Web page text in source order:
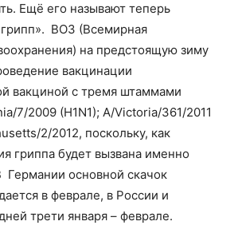
Ещё его называют теперь
ВОЗ (Всемирная
на предстоящую зиму
вакцинации
вакциной с тремя штаммами
7/2009 (H1N1); A/Victoria/361/2011
2/2012, поскольку, как
гриппа будет вызвана именно
Германии основной скачок
в феврале, в России и
трети января – феврале.